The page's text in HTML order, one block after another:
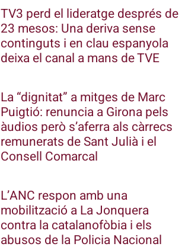
TV3 perd el lideratge després de
23 mesos: Una deriva sense
continguts i en clau espanyola
deixa el canal a mans de TVE
La “dignitat” a mitges de Marc
Puigtió: renuncia a Girona pels
àudios però s’aferra als càrrecs
remunerats de Sant Julià i el
Consell Comarcal
L’ANC respon amb una
mobilització a La Jonquera
contra la catalanofòbia i els
abusos de la Policia Nacional